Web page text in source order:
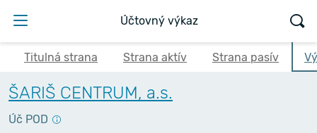
Účtovný výkaz
Titulná strana Strana aktív Strana pasív
ŠARIŠ CENTRUM, a.s.
Úč POD